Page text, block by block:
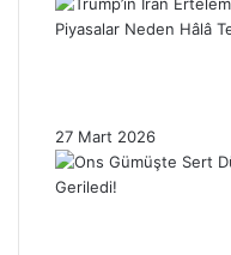
27 Mart 2026